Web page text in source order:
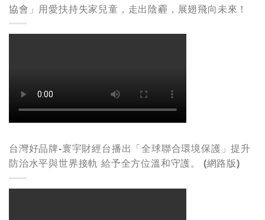
協會」用愛扶持失家兒童，走出陰霾，展翅飛向未來！
台灣好品牌-寰宇財經台播出「全球聯合環境保護」提升
防治水平與世界接軌 給予全方位溫和守護。 (網路版)